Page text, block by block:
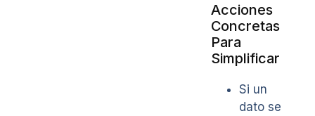
Acciones
Concretas
Para
Simplificar
Si un
dato se